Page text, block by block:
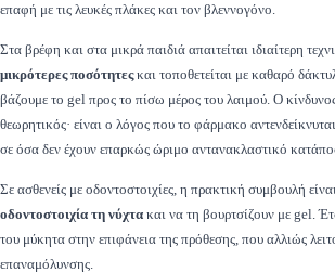
επαφή με τις λευκές πλάκες και τον βλεννογόνο.
Στα βρέφη και στα μικρά παιδιά απαιτείται ιδιαίτερη
μικρότερες ποσότητεςκαι τοποθετείται με καθαρό
βάζουμε το gel προς το πίσω μέρος του λαιμού. Ο
θεωρητικός· είναι ο λόγος που το φάρμακο
σε όσα δεν έχουν επαρκώς ώριμο αντανακλαστικό
Σε ασθενείς με οδοντοστοιχίες, η πρακτική συμβουλή
οδοντοστοιχία τη νύχτα και να τη βουρτσίζουν με gel.
του μύκητα στην επιφάνεια της πρόθεσης, που αλλιώς
επαναμόλυνσης.